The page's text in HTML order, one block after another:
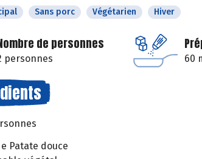
Sans porc Végétarien Hiver
de personnes
personnes 60
Patate douce